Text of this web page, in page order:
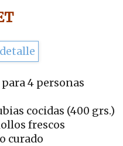
4 personas
cocidas (400 grs.)
frescos
curado